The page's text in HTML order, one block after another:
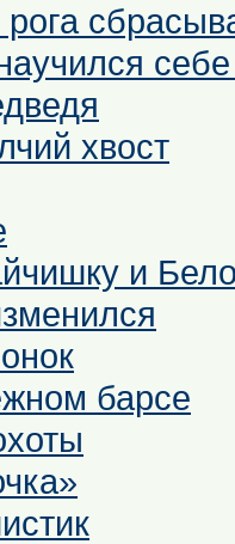
хвост
и
барсе